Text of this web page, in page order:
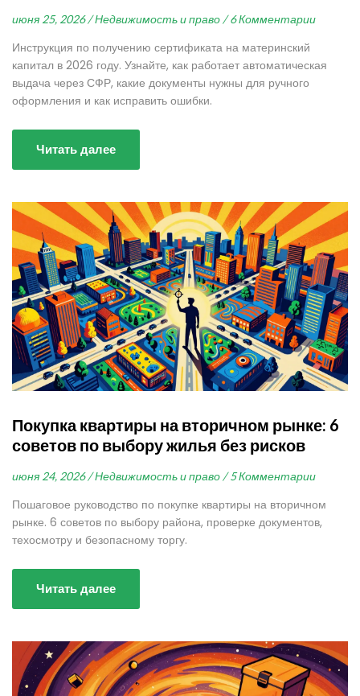
июня 25, 2026 / Недвижимость и право / 6 Комментарии
Инструкция по получению сертификата на материнский
капитал в 2026 году. Узнайте, как работает автоматическая
выдача через СФР, какие документы нужны для ручного
оформления и как исправить ошибки.
Читать далее
Покупка квартиры на вторичном рынке: 6
советов по выбору жилья без рисков
июня 24, 2026 / Недвижимость и право / 5 Комментарии
Пошаговое руководство по покупке квартиры на вторичном
рынке. 6 советов по выбору района, проверке документов,
техосмотру и безопасному торгу.
Читать далее